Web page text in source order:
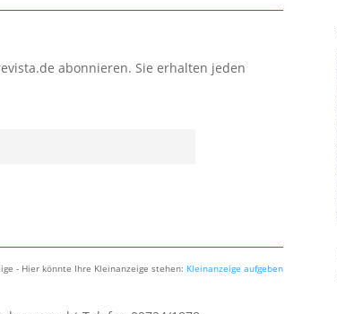
abonnieren. Sie erhalten jeden
- Hier könnte Ihre Kleinanzeige stehen: Kleinanzeige aufgeben